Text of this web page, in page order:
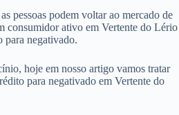
pessoas podem voltar ao mercado de
consumidor ativo em Vertente do Lério
para negativado.
hoje em nosso artigo vamos tratar
para negativado em Vertente do